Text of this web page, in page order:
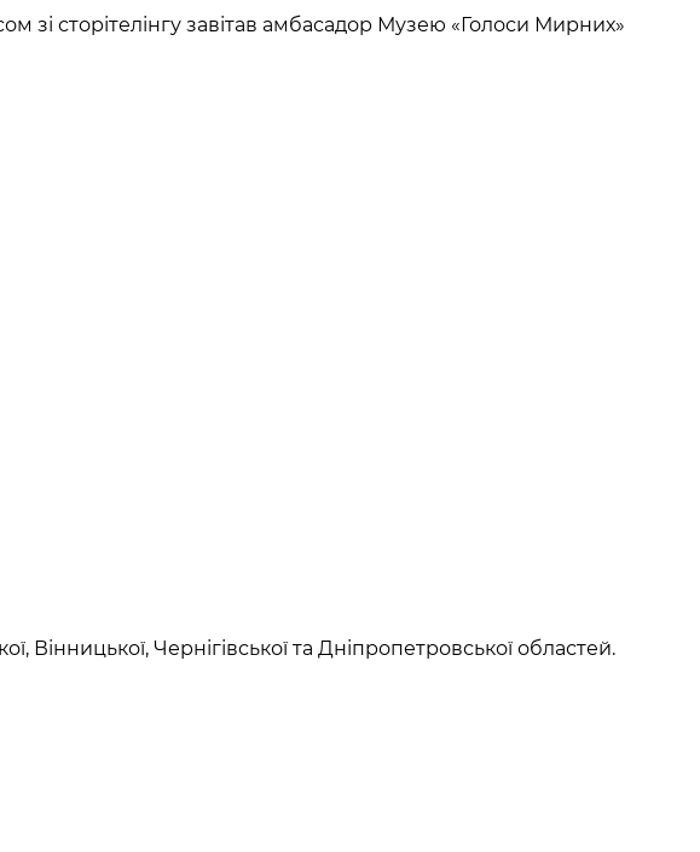
зі сторітелінгу завітав амбасадор Музею «Голоси Мирних»
Вінницької, Чернігівської та Дніпропетровської областей.